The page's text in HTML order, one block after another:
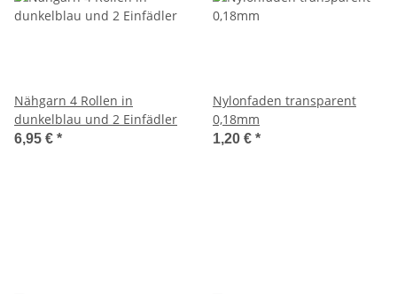
Nähgarn 4 Rollen in
dunkelblau und 2 Einfädler
6,95 € *
Nylonfaden transparent
0,18mm
1,20 € *